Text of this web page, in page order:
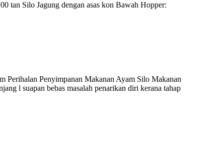
tan Silo Jagung dengan asas kon Bawah Hopper:
Perihalan Penyimpanan Makanan Ayam Silo Makanan
l suapan bebas masalah penarikan diri kerana tahap